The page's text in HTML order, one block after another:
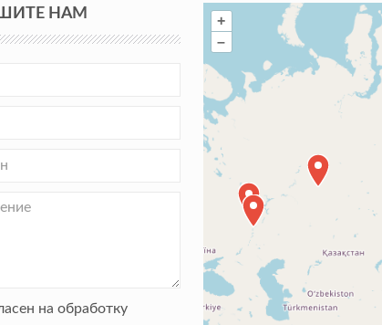
НАМ
на обработку
+
–